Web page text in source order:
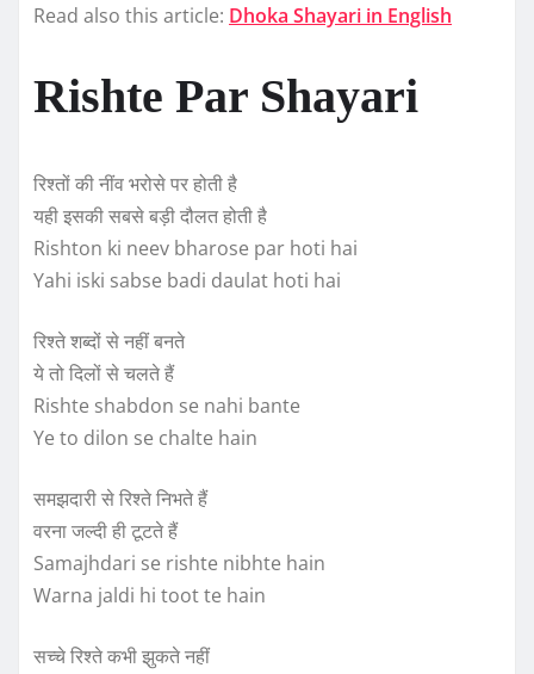
Read also this article: Dhoka Shayari in English
Rishte Par Shayari
रिश्तों की नींव भरोसे पर होती है
यही इसकी सबसे बड़ी दौलत होती है
Rishton ki neev bharose par hoti hai
Yahi iski sabse badi daulat hoti hai
रिश्ते शब्दों से नहीं बनते
ये तो दिलों से चलते हैं
Rishte shabdon se nahi bante
Ye to dilon se chalte hain
समझदारी से रिश्ते निभते हैं
वरना जल्दी ही टूटते हैं
Samajhdari se rishte nibhte hain
Warna jaldi hi toot te hain
सच्चे रिश्ते कभी झुकते नहीं